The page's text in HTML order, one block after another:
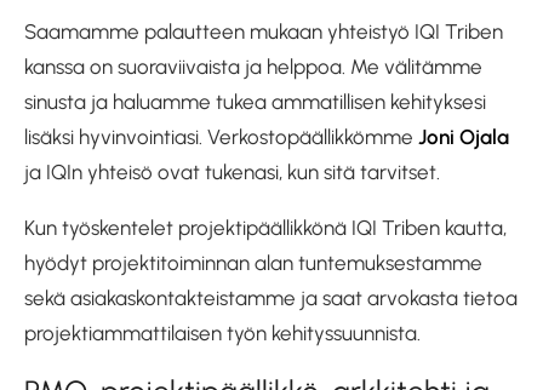
Saamamme palautteen mukaan yhteistyö IQI Triben
kanssa on suoraviivaista ja helppoa. Me välitämme
sinusta ja haluamme tukea ammatillisen kehityksesi
lisäksi hyvinvointiasi. Verkostopäällikkömme Joni Ojala
ja IQIn yhteisö ovat tukenasi, kun sitä tarvitset.
Kun työskentelet projektipäällikkönä IQI Triben kautta,
hyödyt projektitoiminnan alan tuntemuksestamme
sekä asiakaskontakteistamme ja saat arvokasta tietoa
projektiammattilaisen työn kehityssuunnista.